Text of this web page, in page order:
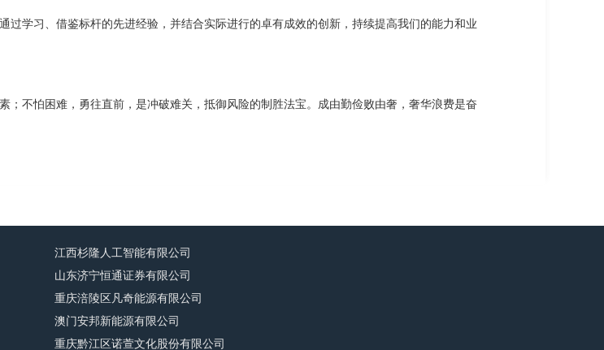
学习、借鉴标杆的先进经验，并结合实际进行的卓有成效的创新，持续提高我们的能力和业
不怕困难，勇往直前，是冲破难关，抵御风险的制胜法宝。成由勤俭败由奢，奢华浪费是奋
江西杉隆人工智能有限公司
山东济宁恒通证券有限公司
重庆涪陵区凡奇能源有限公司
澳门安邦新能源有限公司
重庆黔江区诺萱文化股份有限公司